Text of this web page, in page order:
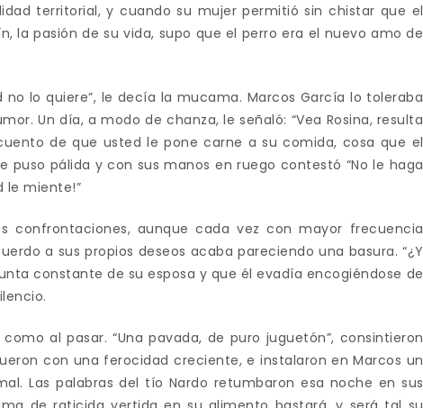
territorial, y cuando su mujer permitió sin chistar que el
la pasión de su vida, supo que el perro era el nuevo amo de
no lo quiere”, le decía la mucama. Marcos García lo toleraba
Un día, a modo de chanza, le señaló: “Vea Rosina, resulta
de que usted le pone carne a su comida, cosa que el
puso pálida y con sus manos en ruego contestó “No le haga
le miente!”
confrontaciones, aunque cada vez con mayor frecuencia
a sus propios deseos acaba pareciendo una basura. “¿Y
constante de su esposa y que él evadía encogiéndose de
al pasar. “Una pavada, de puro juguetón”, consintieron
con una ferocidad creciente, e instalaron en Marcos un
Las palabras del tío Nardo retumbaron esa noche en sus